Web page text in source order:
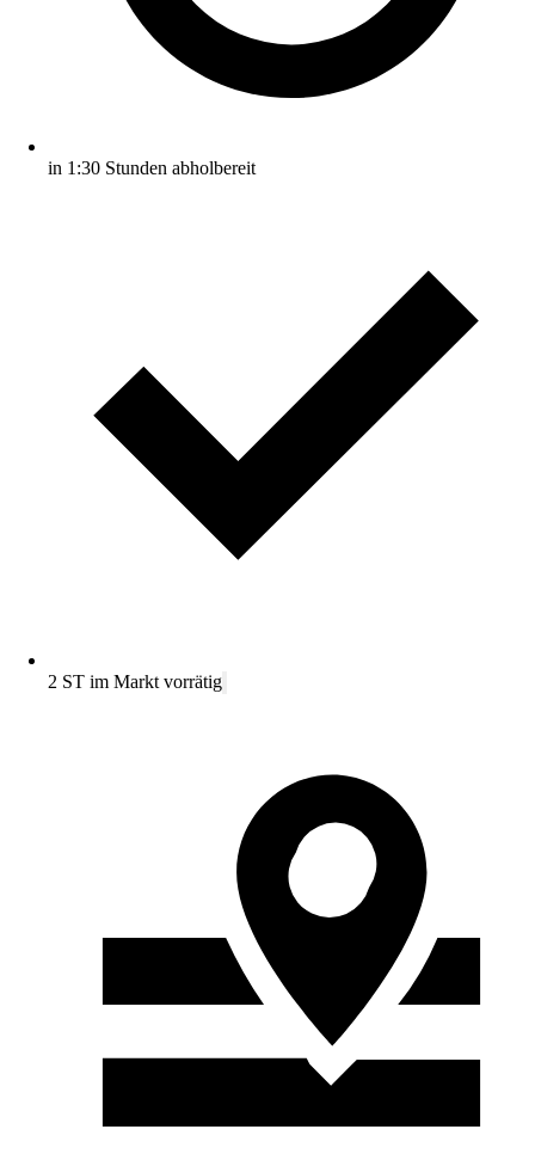
in 1:30 Stunden abholbereit
2 ST im Markt vorrätig